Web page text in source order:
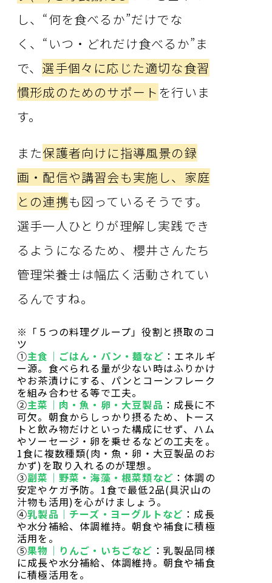
し、“何を食べるか”だけでな
く、“いつ・どれだけ食べるか”ま
で、 選手個々に応じた適切な食習
慣形成のためのサポート を行いま
す。
また保護者向けに指導風景の録
画・配信や講習会も実施し、家庭
との連携も図っているそうです。
選手一人ひとりが理解し実践でき
るようになるため、櫻井さんたち
管理栄養士は幅広く活動されてい
るんですね。
※「５つの料理グループ」役割と摂取のコ
ツ
①主食｜ごはん・パン・麺など ：エネルギ
ー源。食べられる量が少ない時はふりかけ
やお茶漬けにする、パンとコーンフレーク
を組み合わせる等で工夫。
②主菜｜肉・魚・卵・大豆製品 ：成長に不
可欠。朝食からしっかり摂るため、トース
トと飲み物だけといった構成にせず、ハム
やソーセージ・卵を乗せるなどの工夫を。
1食に複数種類(肉・魚・卵・大豆製品のお
かず)を取り入れるのが理想。
③副菜｜野菜・海藻・根菜類など ：体調の
安定やケガ予防。1食で最低2品(具沢山の
汁物も活用)を心がけましょう。
④乳製品｜チーズ・ヨーグルトなど ：成長
や水分補給、体調維持。朝食や補食に積極
活用を。
⑤果物｜りんご・いちごなど ：乳製品同様
に成長や水分補給、体調維持。朝食や補食
に積極活用を。